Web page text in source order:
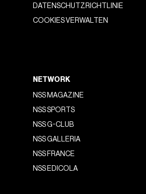
DATENSCHUTZRICHTLINIE
COOKIES VERWALTEN
NETWORK
NSS MAGAZINE
NSS SPORTS
NSS G-CLUB
NSS GALLERIA
NSS FRANCE
NSS EDICOLA